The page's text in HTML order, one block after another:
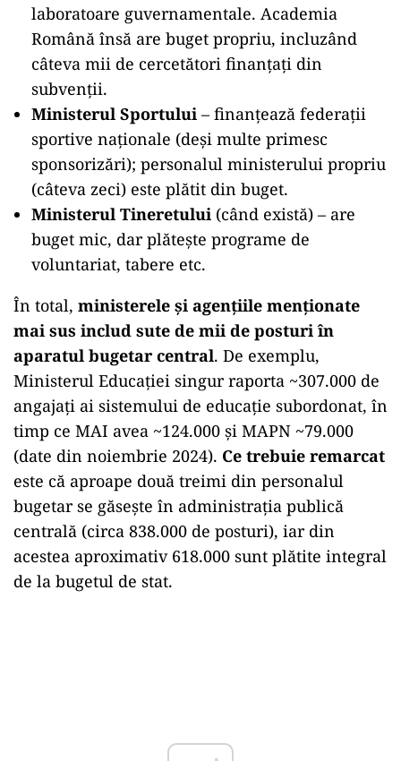
laboratoare guvernamentale. Academia
Română însă are buget propriu, incluzând
câteva mii de cercetători finanțați din
subvenții.
Ministerul Sportului – finanțează federații
sportive naționale (deși multe primesc
sponsorizări); personalul ministerului propriu
(câteva zeci) este plătit din buget.
Ministerul Tineretului (când există) – are
buget mic, dar plătește programe de
voluntariat, tabere etc.
În total, ministerele şi agențiile menționate
mai sus includ sute de mii de posturi în
aparatul bugetar central. De exemplu,
Ministerul Educației singur raporta ~307.000 de
angajați ai sistemului de educație subordonat, în
timp ce MAI avea ~124.000 şi MAPN ~79.000
(date din noiembrie 2024). Ce trebuie remarcat
este că aproape două treimi din personalul
bugetar se găsește în administrația publică
centrală (circa 838.000 de posturi), iar din
acestea aproximativ 618.000 sunt plătite integral
de la bugetul de stat.